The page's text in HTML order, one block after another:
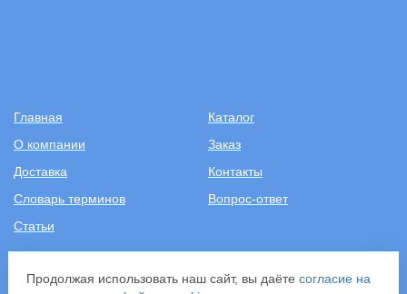
Главная
Каталог
О компании
Заказ
Доставка
Контакты
Словарь терминов
Вопрос-ответ
Статьи
+7 (499) 343-2081
Продолжая использовать наш сайт, вы даёте согласие на